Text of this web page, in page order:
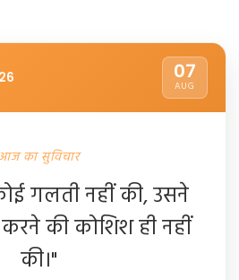
07
AUG
आज का सुविचार
गलती नहीं की, उसने
की कोशिश ही नहीं
की।"